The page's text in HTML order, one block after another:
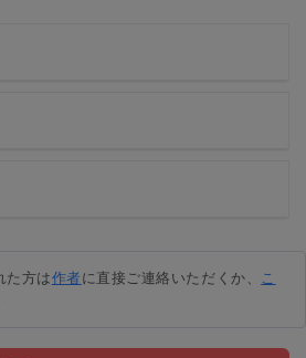
た方は作者に直接ご連絡いただくか、 こ